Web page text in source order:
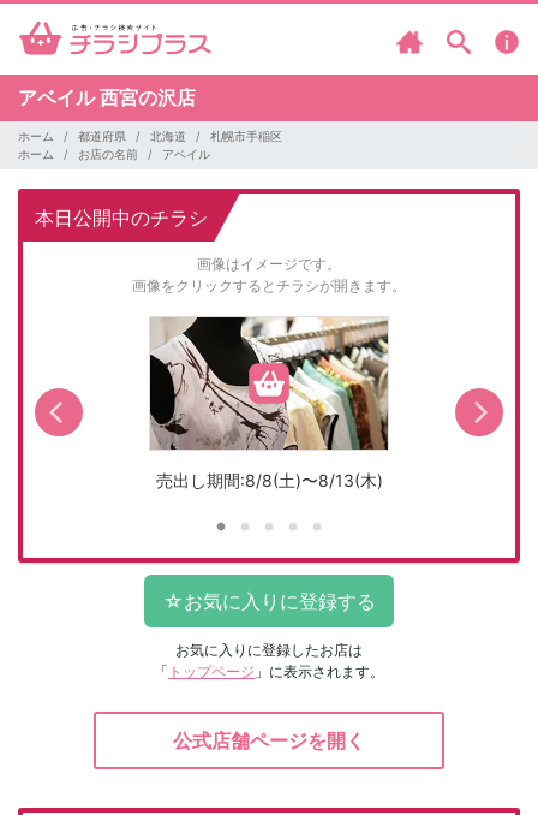
アベイル西宮の沢店
ホーム 都道府県 北海道
札幌市手稲区
ホーム
お店の名前 アベイル
本日公開中のチラシ
画像はイメージです。
画像をクリックするとチラシが開きます。
売出し期間:8/8(土)〜8/13(木)
お気に入りに登録したお店は
「 トップページ 」に表示されます。
公式店舗ページを開く